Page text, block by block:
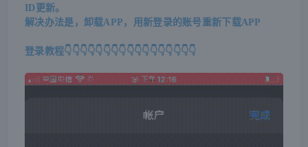
ID更新。
解决办法是，卸载APP，用新登录的账号重新下载APP
登录教程👇👇👇👇👇👇👇👇👇👇👇👇👇👇👇👇👇